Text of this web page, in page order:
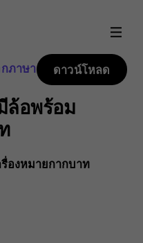
กภาษา ดาวน์โหลด
อพร้อม
องหมายกากบาท